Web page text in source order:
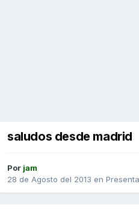
saludos desde madrid
Por jam
28 de Agosto del 2013 en